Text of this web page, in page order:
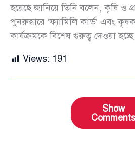
হয়েছে জানিয়ে তিনি বলেন, কৃষি ও
পুনরুদ্ধারে ‘ফ্যামিলি কার্ড’ এবং
কার্যক্রমকে বিশেষ গুরুত্ব দেওয়া
Views: 191
Show
Comments